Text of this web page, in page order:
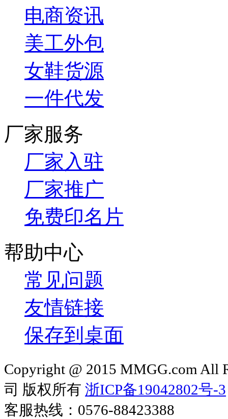
电商资讯
美工外包
女鞋货源
一件代发
厂家服务
厂家入驻
厂家推广
免费印名片
帮助中心
常见问题
友情链接
保存到桌面
Copyright @ 2015 MMGG.com All
司 版权所有 浙ICP备19042802号-3
客服热线：0576-88423388